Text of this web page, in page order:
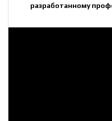
разработанному